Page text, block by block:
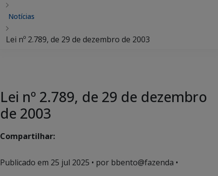
Notícias
Lei nº 2.789, de 29 de dezembro de 2003
Lei nº 2.789, de 29 de dezembro
de 2003
Compartilhar:
Publicado em 25 jul 2025 • por bbento@fazenda •